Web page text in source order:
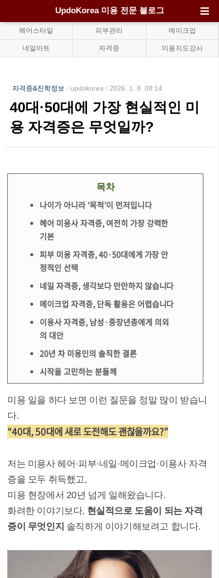
UpdoKorea 미용 전문 블로그
헤어스타일 피부관리 메이크업
네일아트 자격증 미용지도강사
자격증&진학정보 / updokorea / 2026. 1. 8. 08:14
40대·50대에 가장 현실적인 미
용 자격증은 무엇일까?
목차
나이가 아니라 ‘목적’이 먼저입니다
헤어 미용사 자격증, 여전히 가장 강력한
기본
피부 미용 자격증, 40·50대에게 가장 안
정적인 선택
네일 자격증, 생각보다 만만하지 않습니다
메이크업 자격증, 단독 활용은 어렵습니다
이용사 자격증, 남성·중장년층에게 의외
의 대안
20년 차 미용인의 솔직한 결론
시작을 고민하는 분들께
미용 일을 하다 보면 이런 질문을 정말 많이 받습니
다.
“40대, 50대에 새로 도전해도 괜찮을까요?”
저는 미용사 헤어·피부·네일·메이크업·이용사 자격
증을 모두 취득했고,
미용 현장에서 20년 넘게 일해왔습니다.
화려한 이야기보다, 현실적으로 도움이 되는 자격
증이 무엇인지 솔직하게 이야기해보려고 합니다.